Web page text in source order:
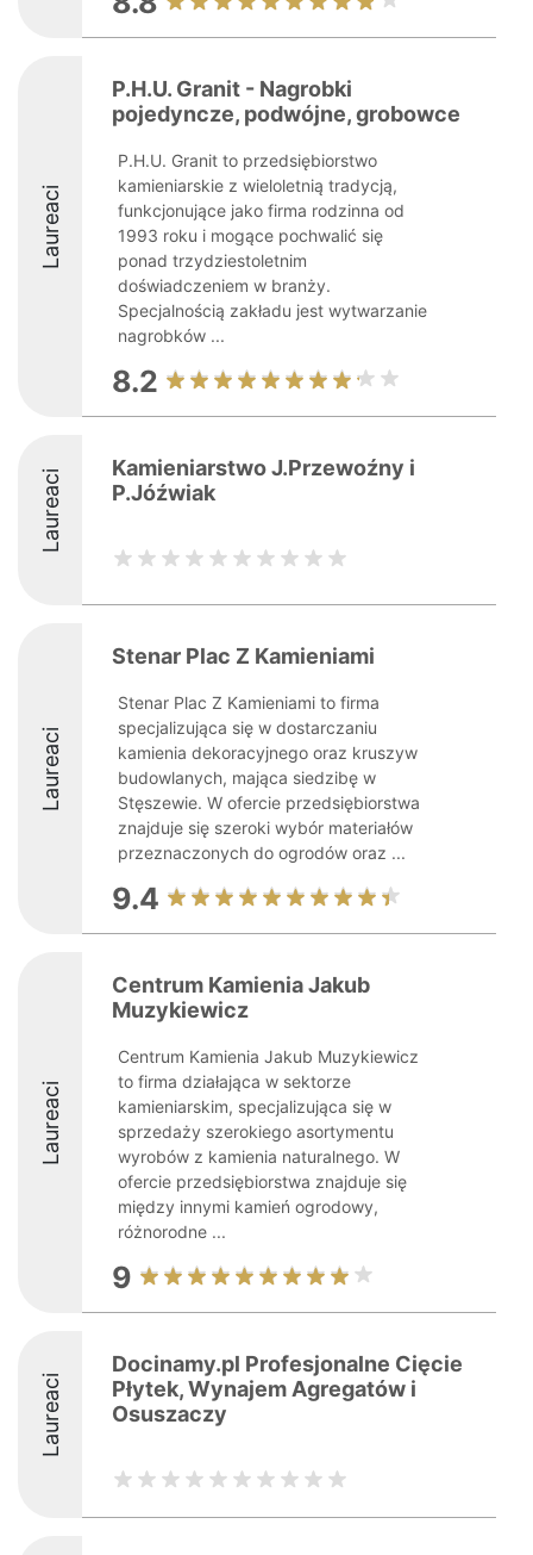
Laureaci
P.H.U. Granit - Nagrobki
pojedyncze, podwójne, grobowce
P.H.U. Granit to przedsiębiorstwo
kamieniarskie z wieloletnią tradycją,
funkcjonujące jako firma rodzinna od
1993 roku i mogące pochwalić się
ponad trzydziestoletnim
doświadczeniem w branży.
Specjalnością zakładu jest wytwarzanie
nagrobków ...
8.2
Laureaci
Kamieniarstwo J.Przewoźny i
P.Jóźwiak
Laureaci
Stenar Plac Z Kamieniami
Stenar Plac Z Kamieniami to firma
specjalizująca się w dostarczaniu
kamienia dekoracyjnego oraz kruszyw
budowlanych, mająca siedzibę w
Stęszewie. W ofercie przedsiębiorstwa
znajduje się szeroki wybór materiałów
przeznaczonych do ogrodów oraz ...
9.4
Laureaci
Centrum Kamienia Jakub
Muzykiewicz
Centrum Kamienia Jakub Muzykiewicz
to firma działająca w sektorze
kamieniarskim, specjalizująca się w
sprzedaży szerokiego asortymentu
wyrobów z kamienia naturalnego. W
ofercie przedsiębiorstwa znajduje się
między innymi kamień ogrodowy,
różnorodne ...
9
Laureaci
Docinamy.pl Profesjonalne Cięcie
Płytek, Wynajem Agregatów i
Osuszaczy